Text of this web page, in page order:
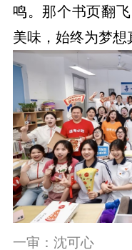
鸣。那个书页翻
美味，始终为梦想
一审：沈可心